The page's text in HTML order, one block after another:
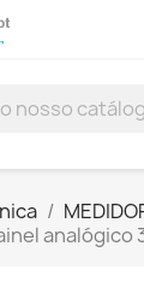
analógico